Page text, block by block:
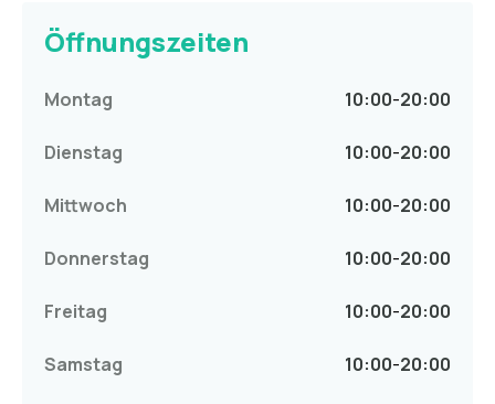
Öffnungszeiten
Montag 10:00-20:00
Dienstag 10:00-20:00
Mittwoch 10:00-20:00
Donnerstag 10:00-20:00
Freitag 10:00-20:00
Samstag 10:00-20:00